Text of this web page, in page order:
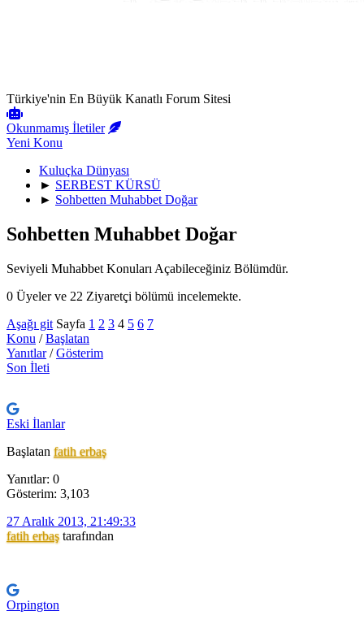
Türkiye'nin En Büyük Kanatlı Forum Sitesi
Okunmamış İletiler
Yeni Konu
Kuluçka Dünyası
► SERBEST KÜRSÜ
► Sohbetten Muhabbet Doğar
Sohbetten Muhabbet Doğar
Seviyeli Muhabbet Konuları Açabileceğiniz Bölümdür.
0 Üyeler ve 22 Ziyaretçi bölümü incelemekte.
Aşağı git Sayfa 1 2 3 4 5 6 7
Konu /Başlatan
Yanıtlar/Gösterim
Son İleti
Eski İlanlar
Başlatan fatih erbaş
Yanıtlar: 0
Gösterim: 3,103
27 Aralık 2013, 21:49:33
fatih erbaştarafından
Orpington